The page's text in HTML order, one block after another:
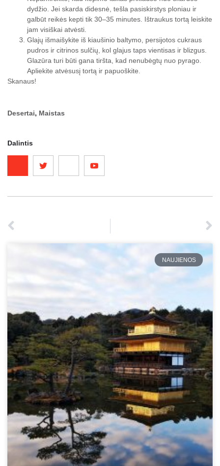
dydžio. Jei skarda didesnė, tešla pasiskirstys ploniau ir
galbūt reikės kepti tik 30–35 minutes. Ištraukus tortą leiskite
jam visiškai atvėsti.
Glajų išmaišykite iš kiaušinio baltymo, persijotos cukraus
pudros ir citrinos sulčių, kol glajus taps vientisas ir blizgus.
Glazūra turi būti gana tiršta, kad nenubėgtų nuo pyrago.
Apliekite atvėsusį tortą ir papuoškite.
Skanaus!
Desertai, Maistas
Dalintis
NAUJIENOS